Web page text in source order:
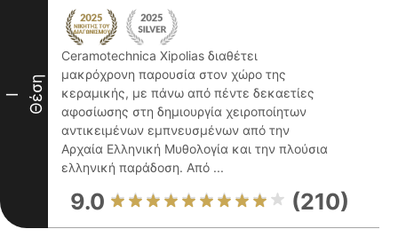
I Θέση
Ceramotechnica Xipolias διαθέτει
μακρόχρονη παρουσία στον χώρο της
κεραμικής, με πάνω από πέντε δεκαετίες
αφοσίωσης στη δημιουργία χειροποίητων
αντικειμένων εμπνευσμένων από την
Αρχαία Ελληνική Μυθολογία και την πλούσια
ελληνική παράδοση. Από ...
9.0 (210)